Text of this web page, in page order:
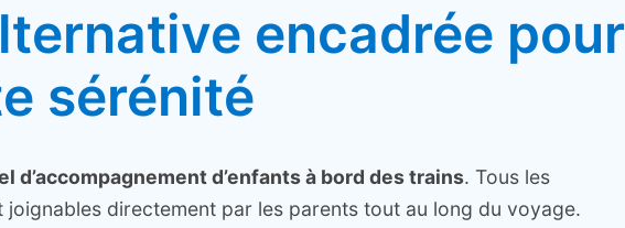
encadrée pour
sérénité
d’accompagnement d’enfants à bord des trains. Tous les
directement par les parents tout au long du voyage.